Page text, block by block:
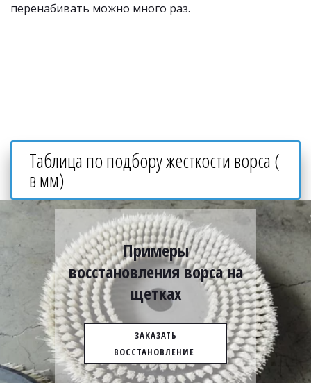
перенабивать можно много раз.
Таблица по подбору жесткости ворса (
в мм)
Примеры
восстановления ворса на
щетках
ЗАКАЗАТЬ
ВОССТАНОВЛЕНИЕ